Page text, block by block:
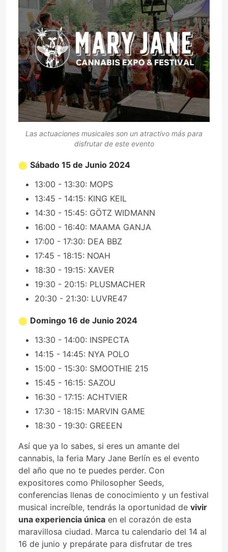
Las actuaciones musicales son un atractivo más para
disfrutar de este evento
Sábado 15 de Junio 2024
13:00 - 13:30: MOPS
13:45 - 14:15: KING KEIL
14:30 - 15:45: GÖTZ WIDMANN
16:00 - 16:40: MAAMA GANJA
17:00 - 17:30: DEA BBZ
17:45 - 18:15: NOAH
18:30 - 19:15: XAVER
19:30 - 20:15: PLUSMACHER
20:30 - 21:30: LUVRE47
Domingo 16 de Junio 2024
13:30 - 14:00: INSPECTA
14:15 - 14:45: NYA POLO
15:00 - 15:30: SMOOTHIE 215
15:45 - 16:15: SAZOU
16:30 - 17:15: ACHTVIER
17:30 - 18:15: MARVIN GAME
18:30 - 19:30: GREEEN
Así que ya lo sabes, si eres un amante del
cannabis, la feria Mary Jane Berlín es el evento
del año que no te puedes perder. Con
expositores como Philosopher Seeds,
conferencias llenas de conocimiento y un festival
musical increíble, tendrás la oportunidad de vivir
una experiencia única en el corazón de esta
maravillosa ciudad. Marca tu calendario del 14 al
16 de junio y prepárate para disfrutar de tres